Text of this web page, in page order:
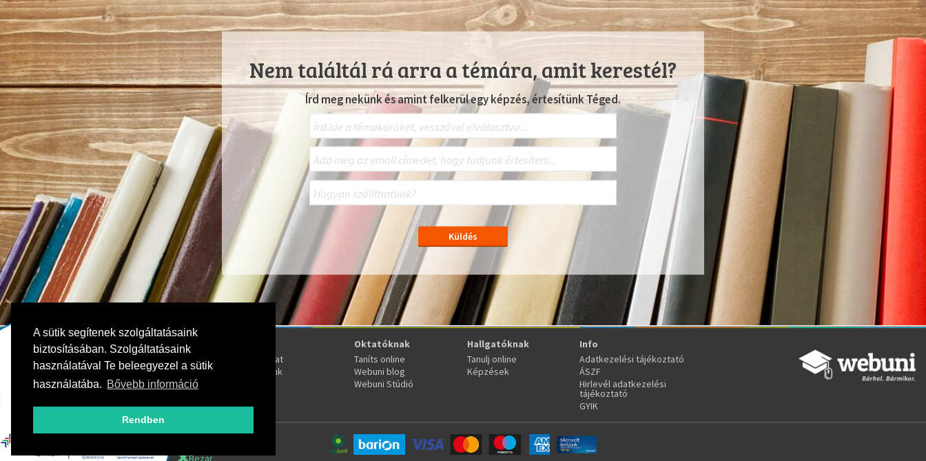
A sütik segítenek szolgáltatásaink
biztosításában. Szolgáltatásaink
használatával Te beleegyezel a sütik
használatába. Bővebb információ
Rendben
Bezár
Nem találtál rá arra a témára, amit kerestél?
Írd meg nekünk és amint felkerül egy képzés, értesítünk Téged.
Kövess bennünket!
Kapcsolat
Oktatóink
Oktatóknak
Taníts online
Webuni blog
Webuni Stúdió
Hallgatóknak
Tanulj online
Képzések
Info
Adatkezelési tájékoztató
ÁSZF
Hirlevél adatkezelési
tájékoztató
GYIK